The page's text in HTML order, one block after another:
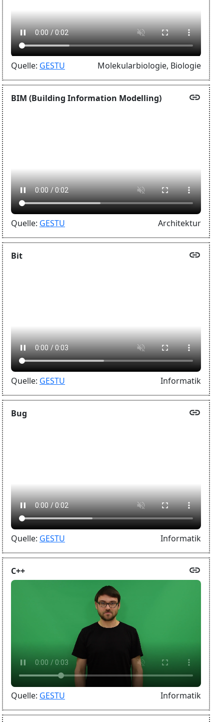
Quelle: GESTU Molekularbiologie, Biologie
BIM (Building Information Modelling) link
Quelle: GESTU Architektur
Bit link
Quelle: GESTU Informatik
Bug link
Quelle: GESTU Informatik
C++ link
Quelle: GESTU Informatik